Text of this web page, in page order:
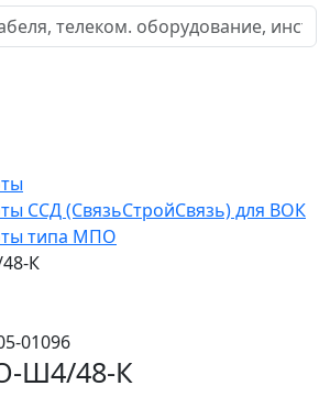
ССД (СвязьСтройСвязь) для ВОК
типа МПО
К
01096
Ш4/48-К